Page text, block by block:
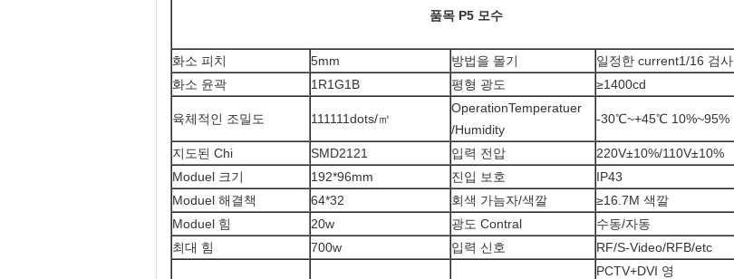
품목 P5 모수
화소 피치 5mm 방법을 몰기
일정한 current1/16 검사
화소 윤곽
1R1G1B 평형 광도 ≥1400cd
육체적인 조밀도 111111dots/㎡
OperationTemperatuer
/Humidity
-30℃~+45℃ 10%~95%
지도된 Chi SMD2121 입력 전압
220V±10%/110V±10%
Moduel 크기
192*96mm 진입 보호
IP43
Moduel 해결책
64*32 회색 가늠자/색깔
≥16.7M 색깔
Moduel 힘
20w 광도 Contral
수동/자동
최대 힘
700w 입력 신호 RF/S-Video/RFB/etc
PCTV+DVI 영